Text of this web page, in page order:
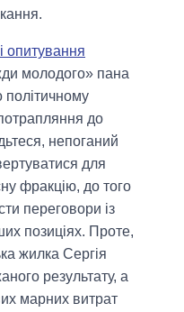
опитування
молодого» пана
політичному
до
непоганий
для
фракцію, до того
переговори із
позиціях. Проте,
жилка Сергія
результату, а
марних витрат